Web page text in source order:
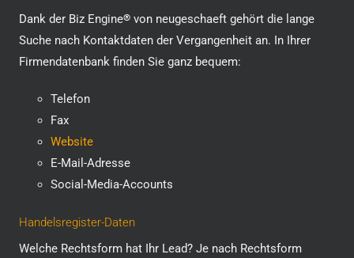
Dank der Biz Engine®von neugeschaeft gehört die lange
Suche nach Kontaktdaten der Vergangenheit an. In Ihrer
Firmendatenbank finden Sie ganz bequem:
Telefon
Fax
Website
E-Mail-Adresse
Social-Media-Accounts
Handelsregister-Daten
Welche Rechtsform hat Ihr Lead? Je nach Rechtsform